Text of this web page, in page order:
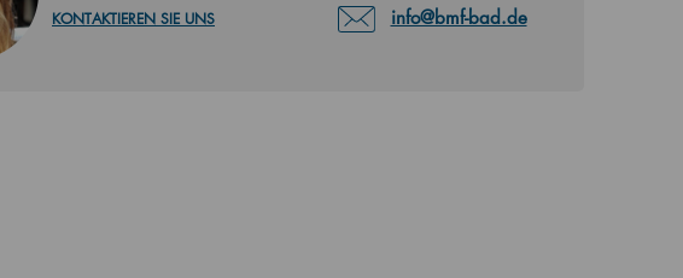
info@bmf-bad.de
KONTAKTIEREN SIE UNS